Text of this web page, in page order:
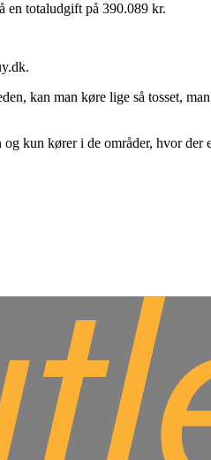
en totaludgift på 390.089 kr.
kan man køre lige så tosset,
kun kører i de områder, hvor der